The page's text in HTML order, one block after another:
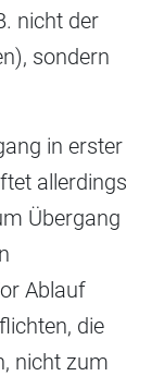
nicht der
sondern
in erster
allerdings
Übergang
Ablauf
die
nicht zum